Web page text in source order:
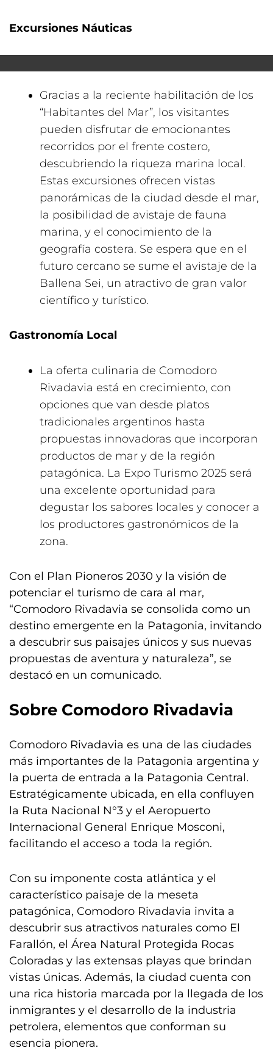
Excursiones Náuticas
Gracias a la reciente habilitación de los
“Habitantes del Mar”, los visitantes
pueden disfrutar de emocionantes
recorridos por el frente costero,
descubriendo la riqueza marina local.
Estas excursiones ofrecen vistas
panorámicas de la ciudad desde el mar,
la posibilidad de avistaje de fauna
marina, y el conocimiento de la
geografía costera. Se espera que en el
futuro cercano se sume el avistaje de la
Ballena Sei, un atractivo de gran valor
científico y turístico.
Gastronomía Local
La oferta culinaria de Comodoro
Rivadavia está en crecimiento, con
opciones que van desde platos
tradicionales argentinos hasta
propuestas innovadoras que incorporan
productos de mar y de la región
patagónica. La Expo Turismo 2025 será
una excelente oportunidad para
degustar los sabores locales y conocer a
los productores gastronómicos de la
zona.
Con el Plan Pioneros 2030 y la visión de
potenciar el turismo de cara al mar,
“Comodoro Rivadavia se consolida como un
destino emergente en la Patagonia, invitando
a descubrir sus paisajes únicos y sus nuevas
propuestas de aventura y naturaleza”, se
destacó en un comunicado.
Sobre Comodoro Rivadavia
Comodoro Rivadavia es una de las ciudades
más importantes de la Patagonia argentina y
la puerta de entrada a la Patagonia Central.
Estratégicamente ubicada, en ella confluyen
la Ruta Nacional N°3 y el Aeropuerto
Internacional General Enrique Mosconi,
facilitando el acceso a toda la región.
Con su imponente costa atlántica y el
característico paisaje de la meseta
patagónica, Comodoro Rivadavia invita a
descubrir sus atractivos naturales como El
Farallón, el Área Natural Protegida Rocas
Coloradas y las extensas playas que brindan
vistas únicas. Además, la ciudad cuenta con
una rica historia marcada por la llegada de los
inmigrantes y el desarrollo de la industria
petrolera, elementos que conforman su
esencia pionera.